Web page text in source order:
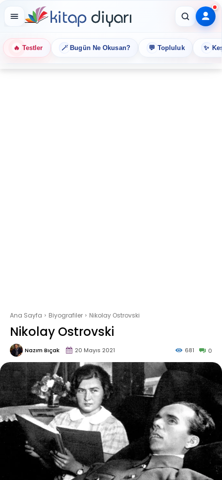
🔥 Testler 🪄 Bugün Ne Okusan? 💬 Topluluk ✨
Ana Sayfa Biyografiler Nikolay Ostrovski
Nikolay Ostrovski
Nazım Bıçak 20 Mayıs 2021 0
681